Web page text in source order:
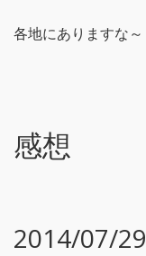
各地にありますな～
感想
2014/07/29